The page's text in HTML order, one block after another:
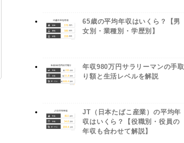
65歳の平均年収はいくら？【男
女別・業種別・学歴別】
年収980万円サラリーマンの手取
り額と生活レベルを解説
JT（日本たばこ産業）の平均年
収はいくら？【役職別・役員の
年収も合わせて解説】